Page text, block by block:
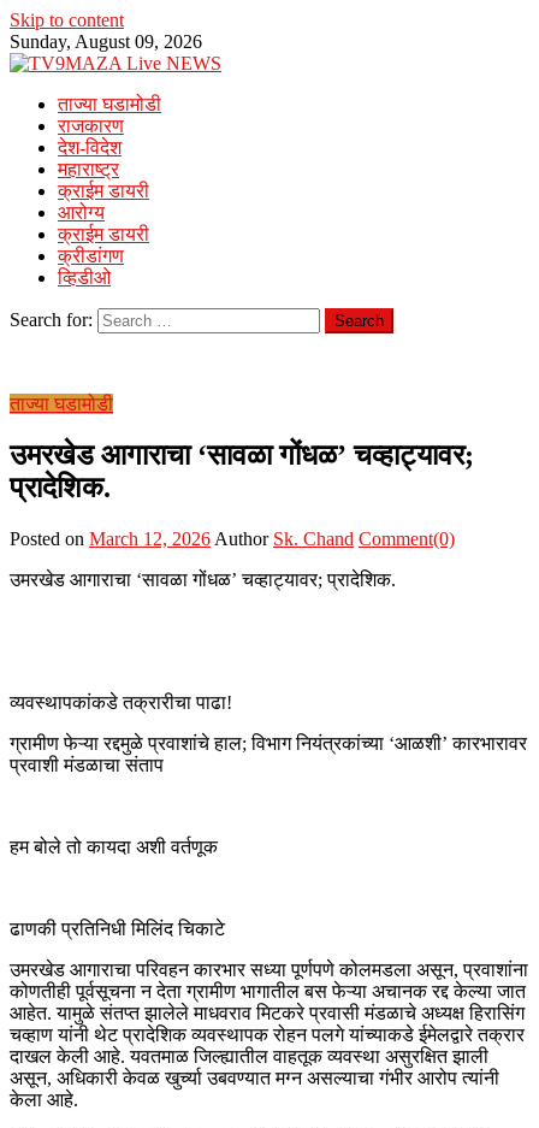
Skip to content
Sunday, August 09, 2026
ताज्या घडामोडी
राजकारण
देश-विदेश
महाराष्ट्र
क्राईम डायरी
आरोग्य
क्राईम डायरी
क्रीडांगण
व्हिडीओ
Search for:
ताज्या घडामोडी
उमरखेड आगाराचा ‘सावळा गोंधळ’ चव्हाट्यावर;
प्रादेशिक.
Posted on March 12, 2026 Author Sk. Chand Comment(0)
उमरखेड आगाराचा ‘सावळा गोंधळ’ चव्हाट्यावर; प्रादेशिक.
व्यवस्थापकांकडे तक्रारीचा पाढा!
​ग्रामीण फेऱ्या रद्दमुळे प्रवाशांचे हाल; विभाग नियंत्रकांच्या ‘आळशी’ कारभारावर
प्रवाशी मंडळाचा संताप
हम बोले तो कायदा अशी वर्तणूक
​ढाणकी प्रतिनिधी मिलिंद चिकाटे
उमरखेड आगाराचा परिवहन कारभार सध्या पूर्णपणे कोलमडला असून, प्रवाशांना
कोणतीही पूर्वसूचना न देता ग्रामीण भागातील बस फेऱ्या अचानक रद्द केल्या जात
आहेत. यामुळे संतप्त झालेले माधवराव मिटकरे प्रवासी मंडळाचे अध्यक्ष हिरासिंग
चव्हाण यांनी थेट प्रादेशिक व्यवस्थापक रोहन पलगे यांच्याकडे ईमेलद्वारे तक्रार
दाखल केली आहे. यवतमाळ जिल्ह्यातील वाहतूक व्यवस्था असुरक्षित झाली
असून, अधिकारी केवळ खुर्च्या उबवण्यात मग्न असल्याचा गंभीर आरोप त्यांनी
केला आहे.